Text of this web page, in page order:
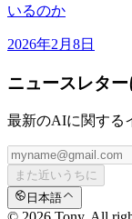
いるのか
2026年2月8日
ニュースレタ
最新のAIに関する
また近いうちに
日本語